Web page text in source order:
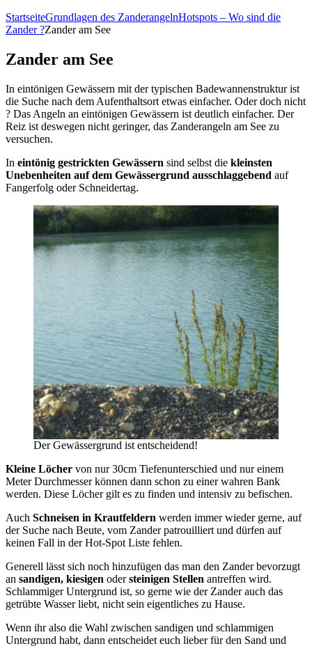
StartseiteGrundlagen des ZanderangelnHotspots – Wo sind die
Zander ?Zander am See
Zander am See
In eintönigen Gewässern mit der typischen Badewannenstruktur ist
die Suche nach dem Aufenthaltsort etwas einfacher. Oder doch nicht
? Das Angeln an eintönigen Gewässern ist deutlich einfacher. Der
Reiz ist deswegen nicht geringer, das Zanderangeln am See zu
versuchen.
In eintönig gestrickten Gewässern sind selbst die kleinsten
Unebenheiten auf dem Gewässergrund ausschlaggebend auf
Fangerfolg oder Schneidertag.
Der Gewässergrund ist entscheidend!
Kleine Löcher von nur 30cm Tiefenunterschied und nur einem
Meter Durchmesser können dann schon zu einer wahren Bank
werden. Diese Löcher gilt es zu finden und intensiv zu befischen.
Auch Schneisen in Krautfeldern werden immer wieder gerne, auf
der Suche nach Beute, vom Zander patrouilliert und dürfen auf
keinen Fall in der Hot-Spot Liste fehlen.
Generell lässt sich noch hinzufügen das man den Zander bevorzugt
an sandigen, kiesigen odersteinigen Stellen antreffen wird.
Schlammiger Untergrund ist, so gerne wie der Zander auch das
getrübte Wasser liebt, nicht sein eigentliches zu Hause.
Wenn ihr also die Wahl zwischen sandigen und schlammigen
Untergrund habt, dann entscheidet euch lieber für den Sand und